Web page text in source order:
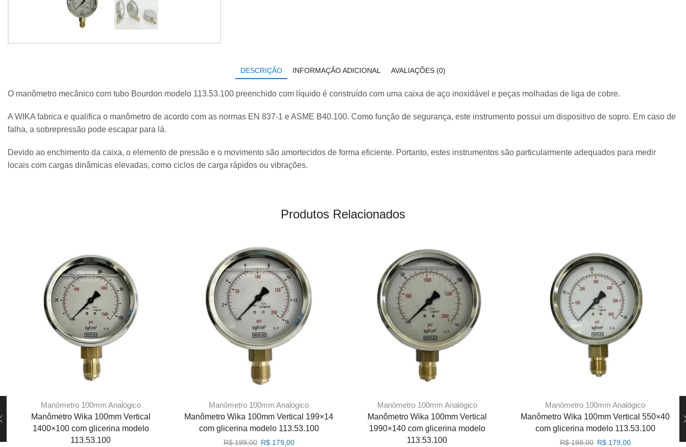
DESCRIÇÃO INFORMAÇÃO ADICIONAL AVALIAÇÕES (0)
O manômetro mecânico com tubo Bourdon modelo 113.53.100 preenchido com líquido é construído com uma caixa de aço inoxidável e peças molhadas de liga de cobre.
A WIKA fabrica e qualifica o manômetro de acordo com as normas EN 837-1 e ASME B40.100. Como função de segurança, este instrumento possui um dispositivo de sopro. Em caso de
falha, a sobrepressão pode escapar para lá.
Devido ao enchimento da caixa, o elemento de pressão e o movimento são amortecidos de forma eficiente. Portanto, estes instrumentos são particularmente adequados para medir
locais com cargas dinâmicas elevadas, como ciclos de carga rápidos ou vibrações.
Produtos Relacionados
Manômetro 100mm Analógico
Manômetro Wika 100mm Vertical
1400×100 com glicerina modelo
113.53.100
Manômetro 100mm Analógico
Manômetro Wika 100mm Vertical 199×14
com glicerina modelo 113.53.100
R$199,00 O
R$179,00O
Manômetro 100mm Analógico
Manômetro Wika 100mm Vertical
1990×140 com glicerina modelo
113.53.100
Manômetro 100mm Analógico
Manômetro Wika 100mm Vertical 550×40
com glicerina modelo 113.53.100
R$199,00 O
R$179,00O